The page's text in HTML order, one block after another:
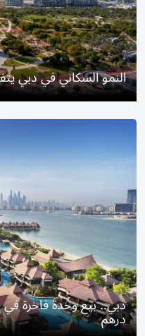
النمو السكاني في دبي
درهم